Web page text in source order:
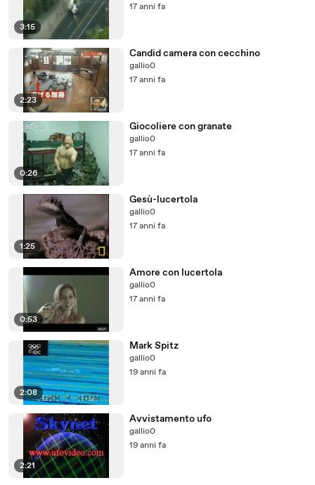
3:15
17 anni fa
2:23
Candid camera con cecchino
gallio0
17 anni fa
0:26
Giocoliere con granate
gallio0
17 anni fa
1:25
Gesù-lucertola
gallio0
17 anni fa
0:53
Amore con lucertola
gallio0
17 anni fa
2:08
Mark Spitz
gallio0
19 anni fa
2:21
Avvistamento ufo
gallio0
19 anni fa